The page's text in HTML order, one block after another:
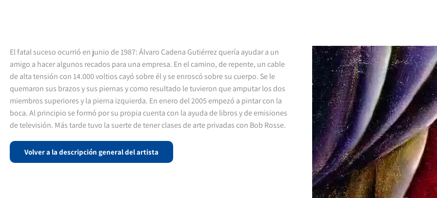
El fatal suceso ocurrió en junio de 1987: Álvaro Cadena Gutiérrez quería ayudar a un
amigo a hacer algunos recados para una empresa. En el camino, de repente, un cable
de alta tensión con 14.000 voltios cayó sobre él y se enroscó sobre su cuerpo. Se le
quemaron sus brazos y sus piernas y como resultado le tuvieron que amputar los dos
miembros superiores y la pierna izquierda. En enero del 2005 empezó a pintar con la
boca. Al principio se formó por su propia cuenta con la ayuda de libros y de emisiones
de televisión. Más tarde tuvo la suerte de tener clases de arte privadas con Bob Rosse.
Volver a la descripción general del artista